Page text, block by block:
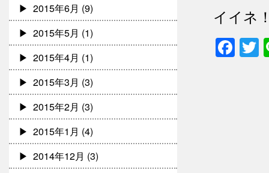
イイネ
2015年6月 (9)
2015年5月 (1)
2015年4月 (1)
2015年3月 (3)
2015年2月 (3)
2015年1月 (4)
2014年12月 (3)